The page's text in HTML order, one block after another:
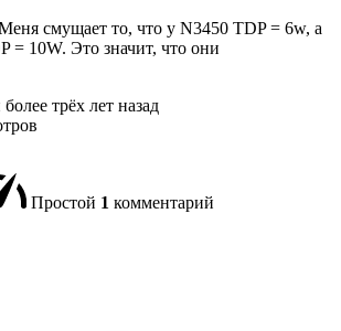
смущает то, что у N3450 TDP = 6w, а
= 10W. Это значит, что они
более трёх лет назад
Простой 1 комментарий